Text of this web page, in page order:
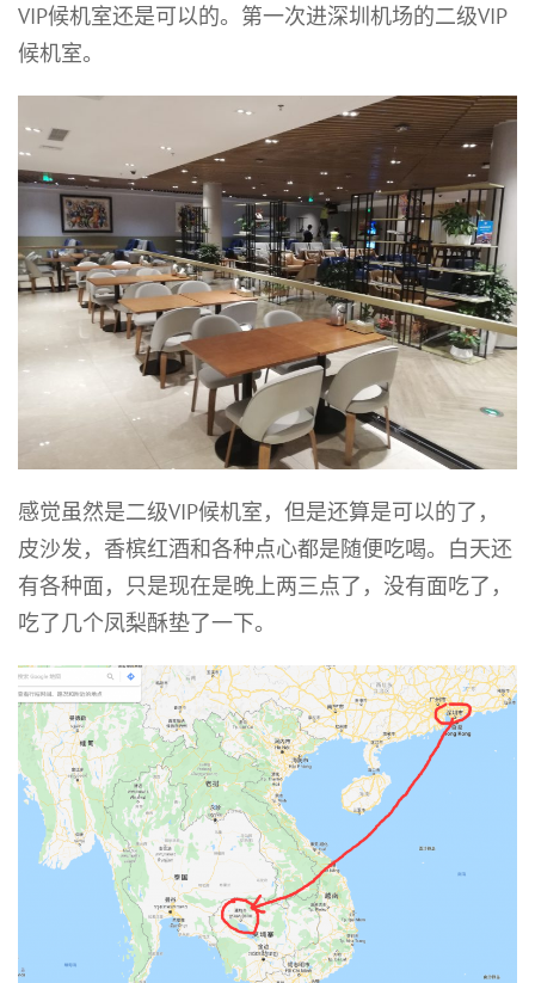
VIP候机室还是可以的。第一次进深圳机场的二级VIP
候机室。
感觉虽然是二级VIP候机室，但是还算是可以的了，
皮沙发，香槟红酒和各种点心都是随便吃喝。白天还
有各种面，只是现在是晚上两三点了，没有面吃了，
吃了几个凤梨酥垫了一下。